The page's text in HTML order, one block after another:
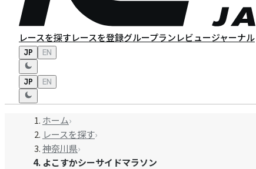
レースを探すレースを登録グループランレビュージャーナル
JP EN
JP EN
ホーム›
レースを探す›
神奈川県›
よこすかシーサイドマラソン